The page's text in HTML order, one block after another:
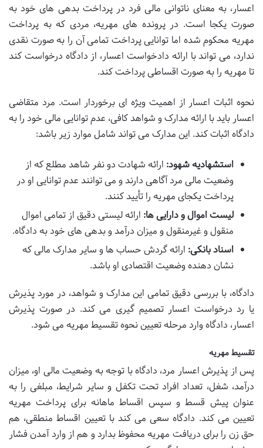
اعسار، به معنای ناتوانی مالی فرد در پرداخت بدهی های خود به
صورت یکجا است. در پرونده های مهریه، مردی که به پرداخت
مهریه محکوم شده اما توانایی پرداخت تمامی آن را به صورت نقدی
ندارد، می تواند با ارائه دادخواست اعسار، از دادگاه درخواست کند
تا مهریه را به صورت اقساطی پرداخت کند.
نحوه اثبات اعسار از اهمیت ویژه ای برخوردار است. مرد متقاضی
اعسار باید با ارائه مدارک و شواهد کافی، عدم توانایی مالی خود را به
دادگاه اثبات کند. این مدارک می تواند شامل موارد زیر باشد:
استشهادیه شهود: ارائه شهادت دو نفر شاهد مطلع که از
وضعیت مالی مرد آگاهی دارند و می توانند عدم توانایی او در
پرداخت یکجای مهریه را تأیید کنند.
لیست اموال و دارایی ها: ارائه لیستی دقیق از تمامی اموال
منقول و غیرمنقول و میزان درآمد و بدهی های خود به دادگاه.
اسناد بانکی: ارائه گردش حساب ها و سایر مدارک مالی که
نشان دهنده وضعیت اقتصادی او باشد.
دادگاه، با بررسی دقیق تمامی این مدارک و شواهد، در مورد پذیرش
یا رد درخواست اعسار تصمیم گیری می کند. در صورت پذیرش
اعسار، دادگاه وارد مرحله تعیین نحوه تقسیط مهریه می شود.
تقسیط مهریه
پس از پذیرش اعسار مرد، دادگاه با توجه به وضعیت مالی او، میزان
درآمد، شغل، تعداد افراد تحت تکفل و سایر شرایط، مبلغی را به
عنوان پیش قسط و سپس اقساط ماهانه برای پرداخت مهریه
تعیین می کند. دادگاه سعی می کند با تعیین اقساط منطقی، هم
حق زن را برای دریافت مهریه محفوظ بدارد و هم از وارد آمدن فشار